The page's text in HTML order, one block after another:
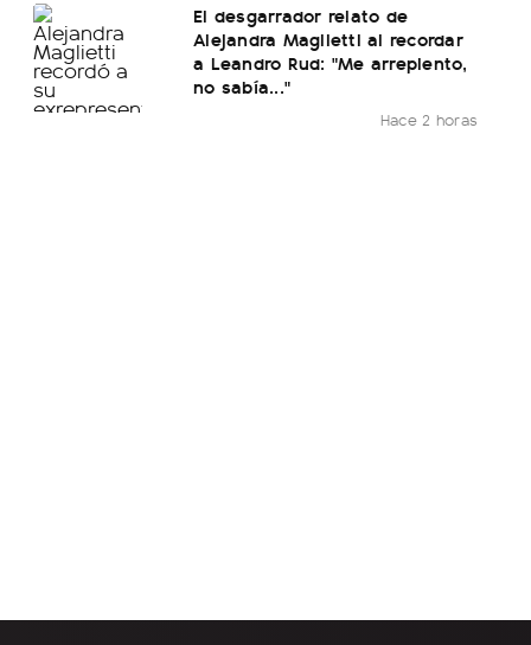
El desgarrador relato de
Alejandra Maglietti al recordar
a Leandro Rud: "Me arrepiento,
no sabía..."
Hace 2 horas